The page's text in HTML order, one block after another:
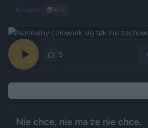
Kategoria: 📦 Inne
5
Nie chce, nie ma że nie chce.